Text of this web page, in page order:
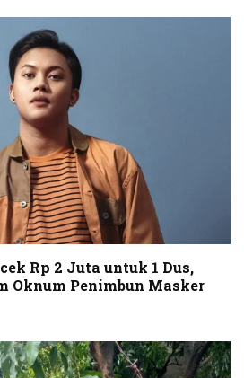
Rp 2 Juta untuk 1 Dus,
Oknum Penimbun Masker